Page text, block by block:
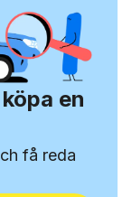
en
få reda